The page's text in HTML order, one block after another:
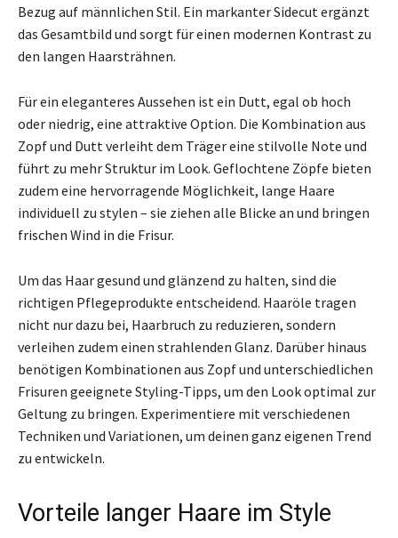
Bezug auf männlichen Stil. Ein markanter Sidecut ergänzt
das Gesamtbild und sorgt für einen modernen Kontrast zu
den langen Haarsträhnen.
Für ein eleganteres Aussehen ist ein Dutt, egal ob hoch
oder niedrig, eine attraktive Option. Die Kombination aus
Zopf und Dutt verleiht dem Träger eine stilvolle Note und
führt zu mehr Struktur im Look. Geflochtene Zöpfe bieten
zudem eine hervorragende Möglichkeit, lange Haare
individuell zu stylen – sie ziehen alle Blicke an und bringen
frischen Wind in die Frisur.
Um das Haar gesund und glänzend zu halten, sind die
richtigen Pflegeprodukte entscheidend. Haaröle tragen
nicht nur dazu bei, Haarbruch zu reduzieren, sondern
verleihen zudem einen strahlenden Glanz. Darüber hinaus
benötigen Kombinationen aus Zopf und unterschiedlichen
Frisuren geeignete Styling-Tipps, um den Look optimal zur
Geltung zu bringen. Experimentiere mit verschiedenen
Techniken und Variationen, um deinen ganz eigenen Trend
zu entwickeln.
Vorteile langer Haare im Style